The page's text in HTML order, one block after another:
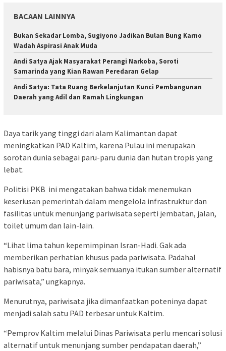
BACAAN LAINNYA
Bukan Sekadar Lomba, Sugiyono Jadikan Bulan Bung Karno
Wadah Aspirasi Anak Muda
Andi Satya Ajak Masyarakat Perangi Narkoba, Soroti
Samarinda yang Kian Rawan Peredaran Gelap
Andi Satya: Tata Ruang Berkelanjutan Kunci Pembangunan
Daerah yang Adil dan Ramah Lingkungan
Daya tarik yang tinggi dari alam Kalimantan dapat
meningkatkan PAD Kaltim, karena Pulau ini merupakan
sorotan dunia sebagai paru-paru dunia dan hutan tropis yang
lebat.
Politisi PKB ini mengatakan bahwa tidak menemukan
keseriusan pemerintah dalam mengelola infrastruktur dan
fasilitas untuk menunjang pariwisata seperti jembatan, jalan,
toilet umum dan lain-lain.
“Lihat lima tahun kepemimpinan Isran-Hadi. Gak ada
memberikan perhatian khusus pada pariwisata. Padahal
habisnya batu bara, minyak semuanya itukan sumber alternatif
pariwisata,” ungkapnya.
Menurutnya, pariwisata jika dimanfaatkan poteninya dapat
menjadi salah satu PAD terbesar untuk Kaltim.
“Pemprov Kaltim melalui Dinas Pariwisata perlu mencari solusi
alternatif untuk menunjang sumber pendapatan daerah,”